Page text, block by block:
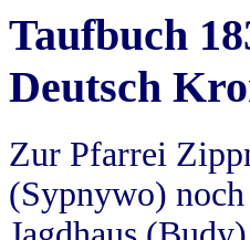
Taufbuch
Deutsch
Zur Pfarrei
(Sypnywo)